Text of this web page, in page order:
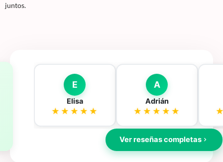
juntos.